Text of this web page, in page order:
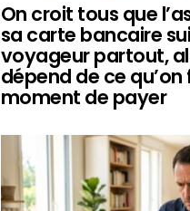
On croit tous que
sa carte bancaire
voyageur partout,
dépend de ce
moment de payer